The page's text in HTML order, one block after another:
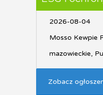
2026-08-04
Mosso Kewpie
mazowieckie,
Zobacz